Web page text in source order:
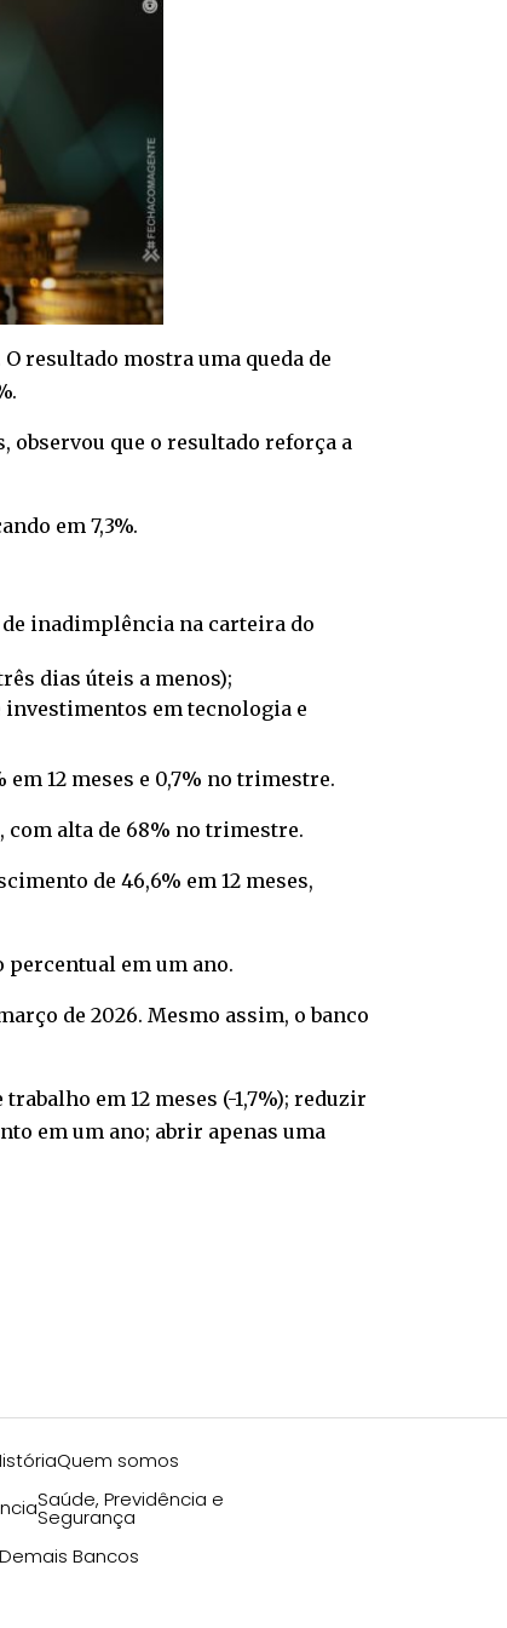
resultado mostra uma queda de
observou que o resultado reforça a
em 7,3%.
inadimplência na carteira do
dias úteis a menos);
investimentos em tecnologia e
12 meses e 0,7% no trimestre.
com alta de 68% no trimestre.
de 46,6% em 12 meses,
percentual em um ano.
de 2026. Mesmo assim, o banco
em 12 meses (-1,7%); reduzir
em um ano; abrir apenas uma
Quem somos
Saúde, Previdência e
Segurança
Bancos